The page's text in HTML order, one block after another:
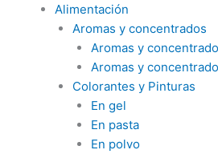
Alimentación
Aromas y concentrados
Aromas y
Aromas y
Colorantes y Pinturas
En gel
En pasta
En polvo